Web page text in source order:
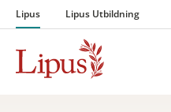
Hoppa till innehåll
Lipus Lipus Utbildning